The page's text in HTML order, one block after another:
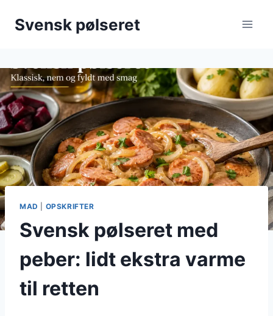
Svensk pølseret
MAD OPSKRIFTER
Svensk pølseret med
peber: lidt ekstra varme
til retten